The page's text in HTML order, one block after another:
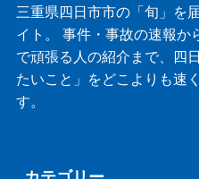
三重県四日市市の「旬」を
イト。 事件・事故の速報か
で頑張る人の紹介まで、四
たいこと」をどこよりも速
す。